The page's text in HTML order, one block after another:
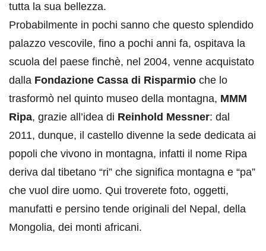
tutta la sua bellezza.
Probabilmente in pochi sanno che questo splendido
palazzo vescovile, fino a pochi anni fa, ospitava la
scuola del paese finchè, nel 2004, venne acquistato
dalla Fondazione Cassa di Risparmio che lo
trasformò nel quinto museo della montagna, MMM
Ripa, grazie all’idea di Reinhold Messner: dal
2011, dunque, il castello divenne la sede dedicata ai
popoli che vivono in montagna, infatti il nome Ripa
deriva dal tibetano “ri” che significa montagna e “pa”
che vuol dire uomo. Qui troverete foto, oggetti,
manufatti e persino tende originali del Nepal, della
Mongolia, dei monti africani.